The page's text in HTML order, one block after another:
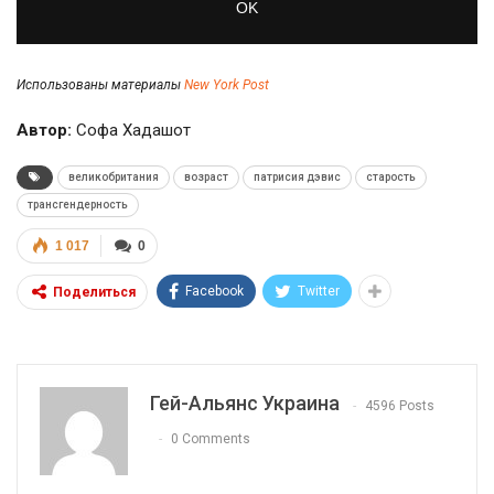
Использованы материалы New York Post
Автор: Cофа Хадашот
великобритания возраст патрисия дэвис старость
трансгендерность
0
1 017
Поделиться Facebook Twitter
Гей-Альянс Украина 4596 Posts
0 Comments